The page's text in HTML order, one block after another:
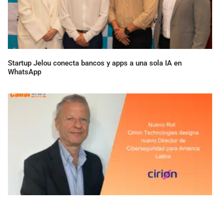
Startup Jelou conecta bancos y apps a una sola IA en
WhatsApp